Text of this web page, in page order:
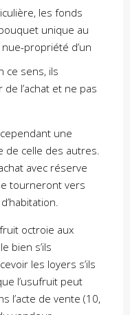
les fonds
unique au
propriété d’un
ce sens, ils
l’achat et ne pas
une
celle des autres.
avec réserve
tourneront vers
octroie aux
bien s’ils
les loyers s’ils
l’usufruit peut
l’acte de vente (10,